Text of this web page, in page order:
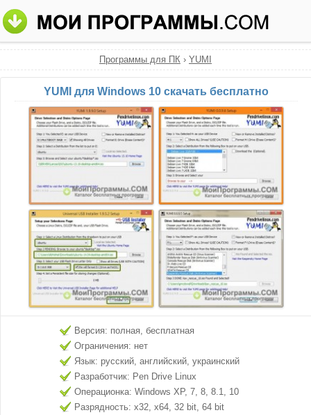
Программы для ПК › YUMI
YUMI для Windows 10 скачать бесплатно
Версия: полная, бесплатная
Ограничения: нет
Язык: русский, английский, украинский
Разработчик: Pen Drive Linux
Операционка: Windows XP, 7, 8, 8.1, 10
Разрядность: x32, x64, 32 bit, 64 bit